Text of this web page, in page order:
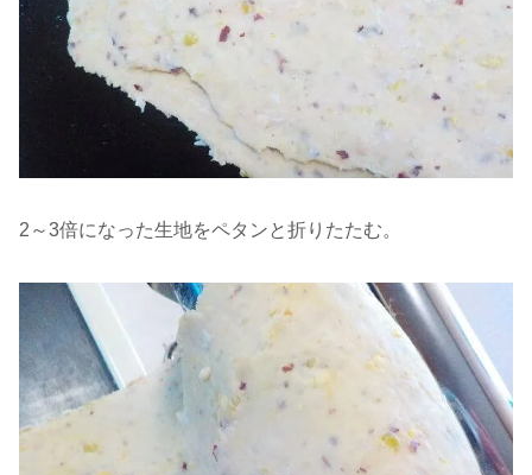
2～3倍になった生地をペタンと折りたたむ。